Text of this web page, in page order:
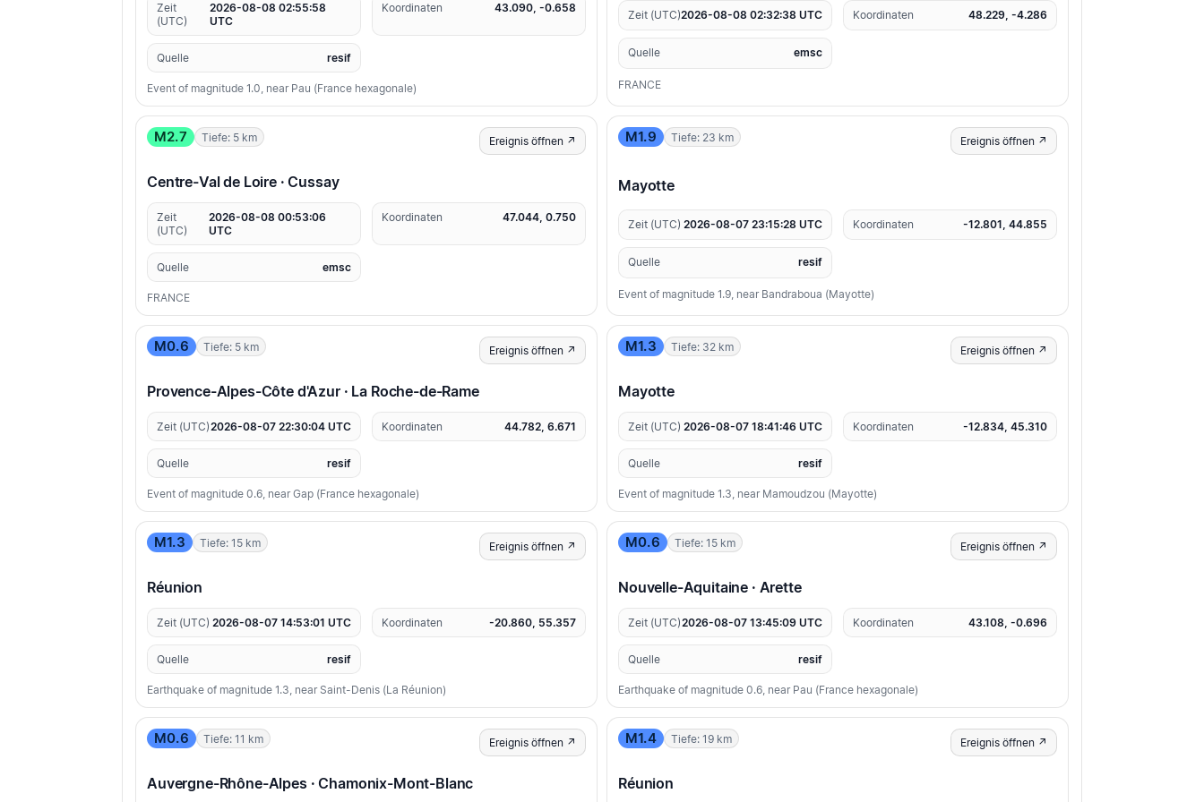
Zeit
(UTC)
2026-08-08 02:55:58
UTC
Koordinaten 43.090, -0.658
Quelle resif
Event of magnitude 1.0, near Pau (France hexagonale)
Zeit (UTC)2026-08-08 02:32:38 UTC Koordinaten 48.229, -4.286
Quelle emsc
FRANCE
M2.7 Tiefe: 5 km Ereignis öffnen ↗
Centre-Val de Loire · Cussay
Zeit
(UTC)
2026-08-08 00:53:06
UTC
Koordinaten 47.044, 0.750
Quelle emsc
FRANCE
M1.9 Tiefe: 23 km Ereignis öffnen ↗
Mayotte
Zeit (UTC) 2026-08-07 23:15:28 UTC Koordinaten -12.801, 44.855
Quelle resif
Event of magnitude 1.9, near Bandraboua (Mayotte)
M0.6 Tiefe: 5 km Ereignis öffnen ↗
Provence-Alpes-Côte d'Azur · La Roche-de-Rame
Zeit (UTC)2026-08-07 22:30:04 UTC Koordinaten 44.782, 6.671
Quelle resif
Event of magnitude 0.6, near Gap (France hexagonale)
M1.3 Tiefe: 32 km Ereignis öffnen ↗
Mayotte
Zeit (UTC) 2026-08-07 18:41:46 UTC Koordinaten -12.834, 45.310
Quelle resif
Event of magnitude 1.3, near Mamoudzou (Mayotte)
M1.3 Tiefe: 15 km Ereignis öffnen ↗
Réunion
Zeit (UTC) 2026-08-07 14:53:01 UTC Koordinaten -20.860, 55.357
Quelle resif
Earthquake of magnitude 1.3, near Saint-Denis (La Réunion)
M0.6 Tiefe: 15 km Ereignis öffnen ↗
Nouvelle-Aquitaine · Arette
Zeit (UTC)2026-08-07 13:45:09 UTC Koordinaten 43.108, -0.696
Quelle resif
Earthquake of magnitude 0.6, near Pau (France hexagonale)
M0.6 Tiefe: 11 km Ereignis öffnen ↗
Auvergne-Rhône-Alpes · Chamonix-Mont-Blanc
M1.4 Tiefe: 19 km Ereignis öffnen ↗
Réunion